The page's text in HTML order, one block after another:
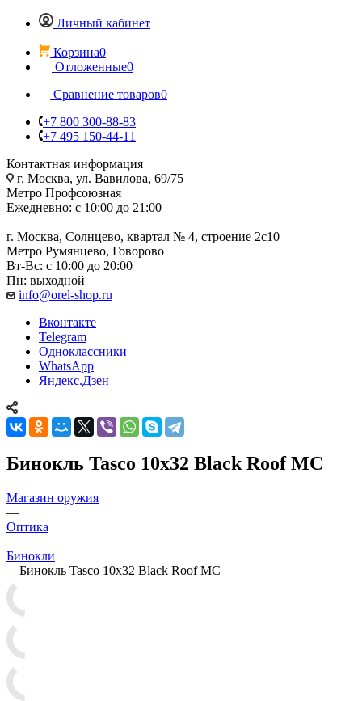
Личный кабинет
Корзина0
Отложенные0
Сравнение товаров0
+7 800 300-88-83
+7 495 150-44-11
Контактная информация
г. Москва, ул. Вавилова, 69/75
Метро Профсоюзная
Ежедневно: с 10:00 до 21:00
г. Москва, Солнцево, квартал № 4, строение 2с10
Метро Румянцево, Говорово
Вт-Вс: с 10:00 до 20:00
Пн: выходной
info@orel-shop.ru
Вконтакте
Telegram
Одноклассники
WhatsApp
Яндекс.Дзен
Бинокль Tasco 10x32 Black Roof MC
Магазин оружия
—
Оптика
—
Бинокли
—Бинокль Tasco 10x32 Black Roof MC